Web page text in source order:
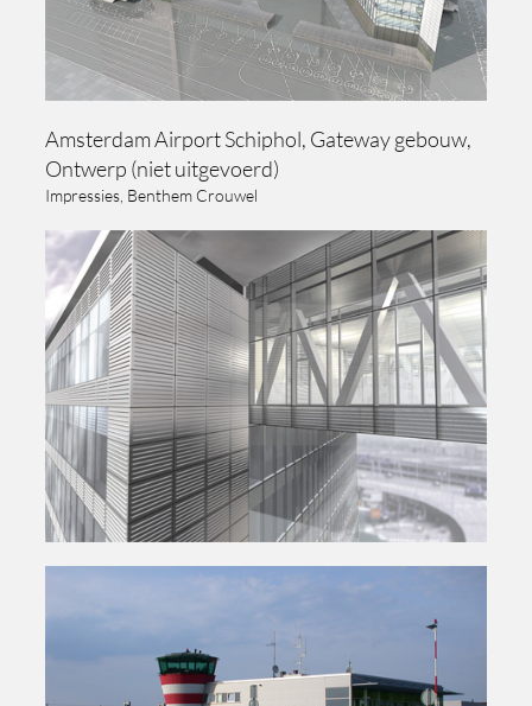
Amsterdam Airport Schiphol, Gateway gebouw,
Ontwerp (niet uitgevoerd)
Impressies, Benthem Crouwel